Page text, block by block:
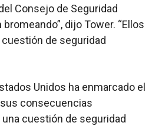
Consejo de Seguridad
dijo Tower. “Ellos
de seguridad
Unidos ha enmarcado el
consecuencias
cuestión de seguridad